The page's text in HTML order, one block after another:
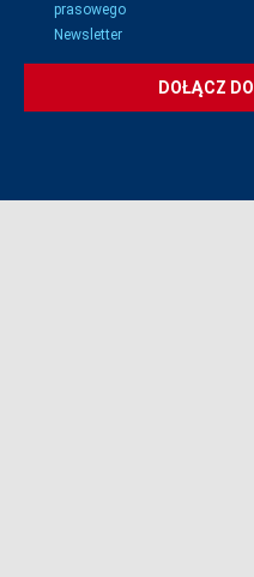
prasowego
Newsletter
DOŁĄCZ